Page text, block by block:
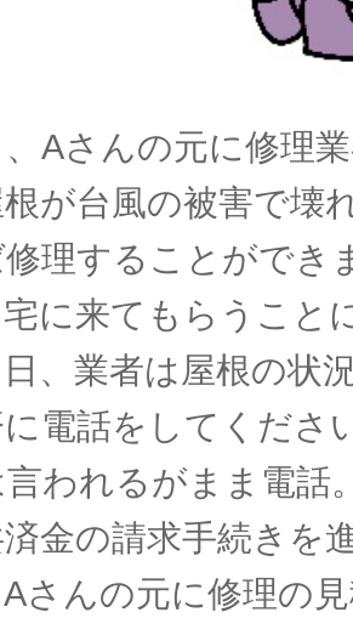
Aさんの元に修理
が台風の被害で壊
理することができ
に来てもらうこと
、業者は屋根の状
電話をしてくださ
われるがまま電話
済金の請求手続きを
さんの元に修理の